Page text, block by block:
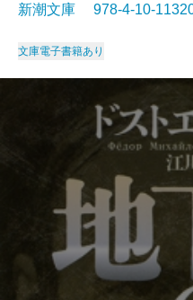
新潮文庫 978-4-10-
文庫電子書籍あり